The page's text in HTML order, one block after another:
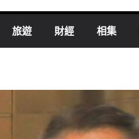
旅遊 財經 相集